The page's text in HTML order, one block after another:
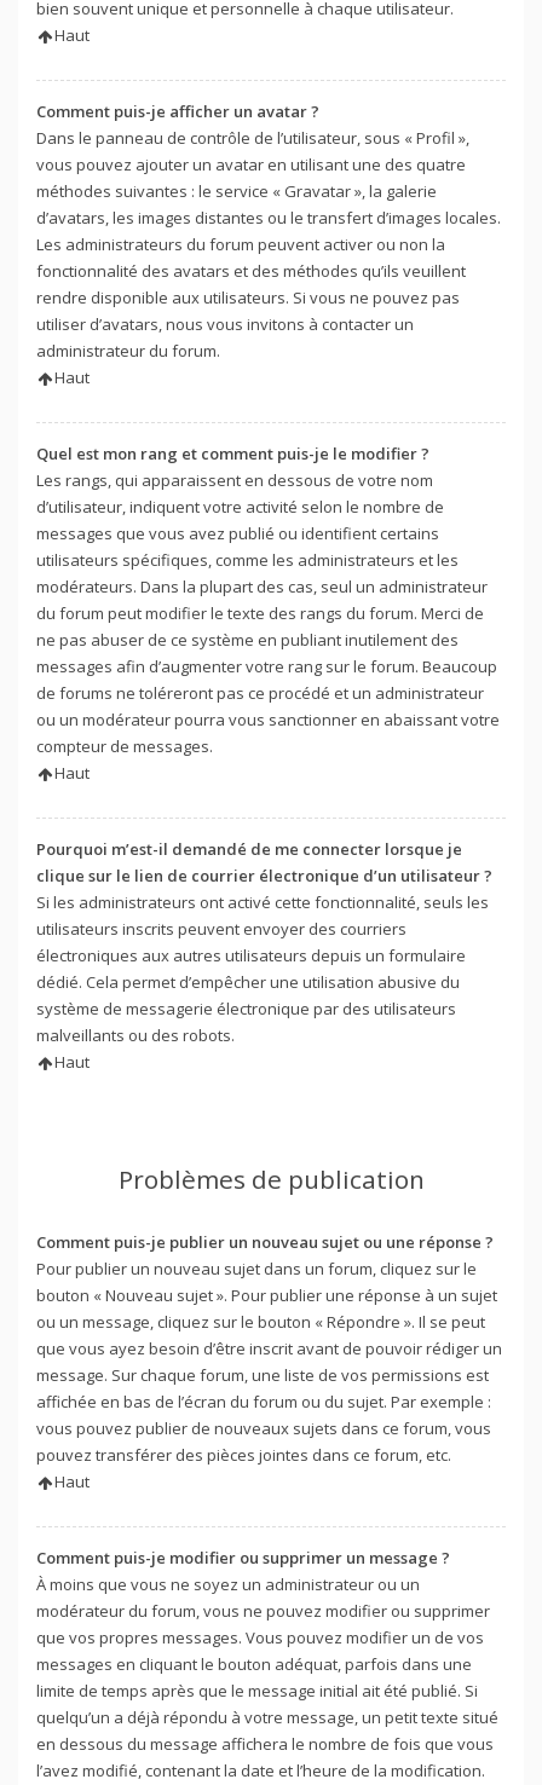
bien souvent unique et personnelle à chaque utilisateur.
Haut
Comment puis-je afficher un avatar ?
Dans le panneau de contrôle de l’utilisateur, sous « Profil »,
vous pouvez ajouter un avatar en utilisant une des quatre
méthodes suivantes : le service « Gravatar », la galerie
d’avatars, les images distantes ou le transfert d’images locales.
Les administrateurs du forum peuvent activer ou non la
fonctionnalité des avatars et des méthodes qu’ils veuillent
rendre disponible aux utilisateurs. Si vous ne pouvez pas
utiliser d’avatars, nous vous invitons à contacter un
administrateur du forum.
Haut
Quel est mon rang et comment puis-je le modifier ?
Les rangs, qui apparaissent en dessous de votre nom
d’utilisateur, indiquent votre activité selon le nombre de
messages que vous avez publié ou identifient certains
utilisateurs spécifiques, comme les administrateurs et les
modérateurs. Dans la plupart des cas, seul un administrateur
du forum peut modifier le texte des rangs du forum. Merci de
ne pas abuser de ce système en publiant inutilement des
messages afin d’augmenter votre rang sur le forum. Beaucoup
de forums ne toléreront pas ce procédé et un administrateur
ou un modérateur pourra vous sanctionner en abaissant votre
compteur de messages.
Haut
Pourquoi m’est-il demandé de me connecter lorsque je
clique sur le lien de courrier électronique d’un utilisateur ?
Si les administrateurs ont activé cette fonctionnalité, seuls les
utilisateurs inscrits peuvent envoyer des courriers
électroniques aux autres utilisateurs depuis un formulaire
dédié. Cela permet d’empêcher une utilisation abusive du
système de messagerie électronique par des utilisateurs
malveillants ou des robots.
Haut
Problèmes de publication
Comment puis-je publier un nouveau sujet ou une réponse ?
Pour publier un nouveau sujet dans un forum, cliquez sur le
bouton « Nouveau sujet ». Pour publier une réponse à un sujet
ou un message, cliquez sur le bouton « Répondre ». Il se peut
que vous ayez besoin d’être inscrit avant de pouvoir rédiger un
message. Sur chaque forum, une liste de vos permissions est
affichée en bas de l’écran du forum ou du sujet. Par exemple :
vous pouvez publier de nouveaux sujets dans ce forum, vous
pouvez transférer des pièces jointes dans ce forum, etc.
Haut
Comment puis-je modifier ou supprimer un message ?
À moins que vous ne soyez un administrateur ou un
modérateur du forum, vous ne pouvez modifier ou supprimer
que vos propres messages. Vous pouvez modifier un de vos
messages en cliquant le bouton adéquat, parfois dans une
limite de temps après que le message initial ait été publié. Si
quelqu’un a déjà répondu à votre message, un petit texte situé
en dessous du message affichera le nombre de fois que vous
l’avez modifié, contenant la date et l’heure de la modification.